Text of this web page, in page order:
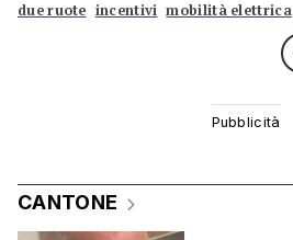
due ruote incentivi mobilità elettrica
CANTONE